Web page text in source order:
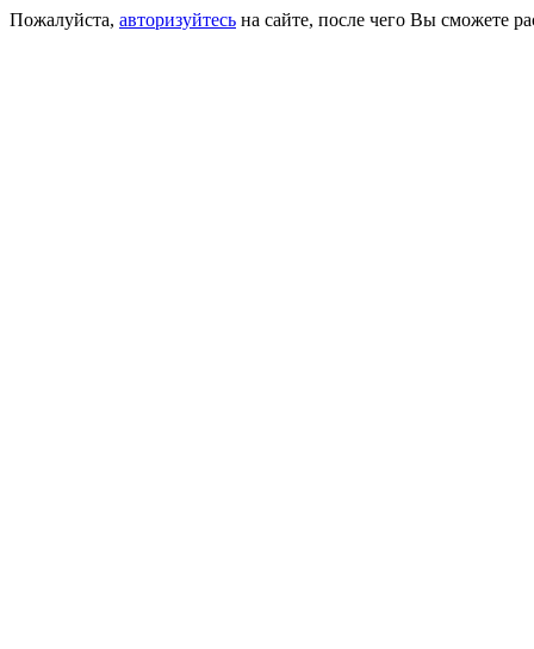
Пожалуйста, авторизуйтесь на сайте, после чего Вы сможете